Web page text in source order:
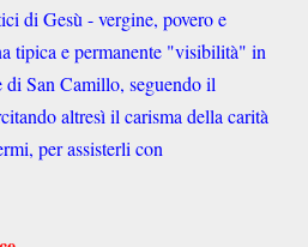
di Gesù - vergine, povero e
tipica e permanente "visibilità" in
San Camillo, seguendo il
altresì il carisma della carità
per assisterli con